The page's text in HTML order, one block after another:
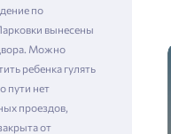
по
вынесены
Можно
ребенка гулять
пути нет
проездов,
от